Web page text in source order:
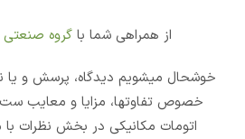
از همراهی شما با گروه صنعتی
خوشحال میشویم دیدگاه، پرسش و یا
خصوص تفاوتها، مزایا و معایب
اتومات مکانیکی در بخش نظرات با